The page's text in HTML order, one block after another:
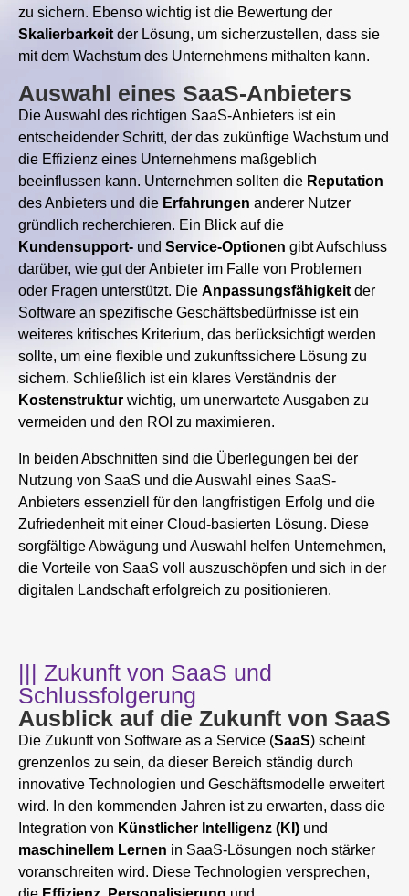
zu sichern. Ebenso wichtig ist die Bewertung der
Skalierbarkeitder Lösung, um sicherzustellen, dass sie
mit dem Wachstum des Unternehmens mithalten kann.
Auswahl eines SaaS-Anbieters
Die Auswahl des richtigen SaaS-Anbieters ist ein
entscheidender Schritt, der das zukünftige Wachstum und
die Effizienz eines Unternehmens maßgeblich
beeinflussen kann. Unternehmen sollten die Reputation
des Anbieters und die Erfahrungen anderer Nutzer
gründlich recherchieren. Ein Blick auf die
Kundensupport- und Service-Optionen gibt Aufschluss
darüber, wie gut der Anbieter im Falle von Problemen
oder Fragen unterstützt. Die Anpassungsfähigkeitder
Software an spezifische Geschäftsbedürfnisse ist ein
weiteres kritisches Kriterium, das berücksichtigt werden
sollte, um eine flexible und zukunftssichere Lösung zu
sichern. Schließlich ist ein klares Verständnis der
Kostenstruktur wichtig, um unerwartete Ausgaben zu
vermeiden und den ROI zu maximieren.
In beiden Abschnitten sind die Überlegungen bei der
Nutzung von SaaS und die Auswahl eines SaaS-
Anbieters essenziell für den langfristigen Erfolg und die
Zufriedenheit mit einer Cloud-basierten Lösung. Diese
sorgfältige Abwägung und Auswahl helfen Unternehmen,
die Vorteile von SaaS voll auszuschöpfen und sich in der
digitalen Landschaft erfolgreich zu positionieren.
||| Zukunft von SaaS und
Schlussfolgerung
Ausblick auf die Zukunft von SaaS
Die Zukunft von Software as a Service (SaaS) scheint
grenzenlos zu sein, da dieser Bereich ständig durch
innovative Technologien und Geschäftsmodelle erweitert
wird. In den kommenden Jahren ist zu erwarten, dass die
Integration von Künstlicher Intelligenz (KI) und
maschinellem Lernen in SaaS-Lösungen noch stärker
voranschreiten wird. Diese Technologien versprechen,